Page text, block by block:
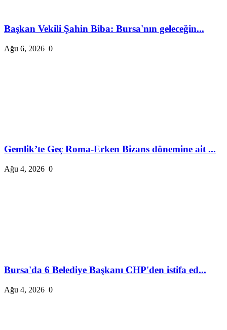
Başkan Vekili Şahin Biba: Bursa'nın geleceğin...
Ağu 6, 2026 0
Gemlik’te Geç Roma-Erken Bizans dönemine ait ...
Ağu 4, 2026 0
Bursa'da 6 Belediye Başkanı CHP'den istifa ed...
Ağu 4, 2026 0